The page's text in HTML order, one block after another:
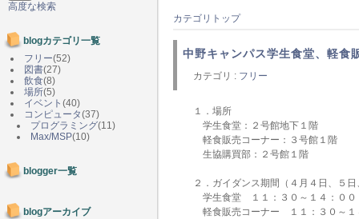
カテゴリトップ
中野キャンパス学生食堂、軽食
カテゴリ : フリー
１．場所
学生食堂：２号館地下１階
軽食販売コーナー：３号館１階
生協購買部：２号館１階
２．ガイダンス期間（４月４日、５
学生食堂 １１：３０～１４：０
軽食販売コーナー １１：３０～１
高度な検索
blogカテゴリ一覧
フリー(52)
図書(27)
飲食(8)
場所(5)
イベント (40)
コンピュータ(37)
プログラミング(11)
Max/MSP(10)
blogger一覧
blogアーカイブ